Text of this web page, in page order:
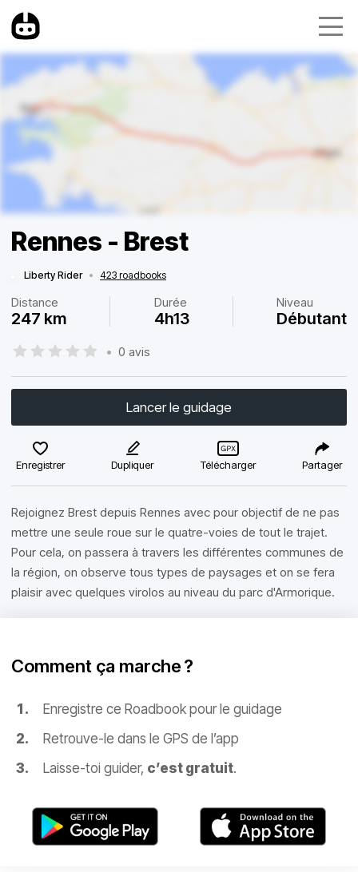
Rennes - Brest
Liberty Rider • 423 roadbooks
Distance
247 km
Durée
4h13
Niveau
Débutant
• 0 avis
Lancer le guidage
Enregistrer Dupliquer Télécharger Partager
Rejoignez Brest depuis Rennes avec pour objectif de ne pas
mettre une seule roue sur le quatre-voies de tout le trajet.
Pour cela, on passera à travers les différentes communes de
la région, on observe tous types de paysages et on se fera
plaisir avec quelques virolos au niveau du parc d'Armorique.
Comment ça marche ?
Enregistre ce Roadbook pour le guidage
Retrouve-le dans le GPS de l’app
Laisse-toi guider, c’est gratuit.